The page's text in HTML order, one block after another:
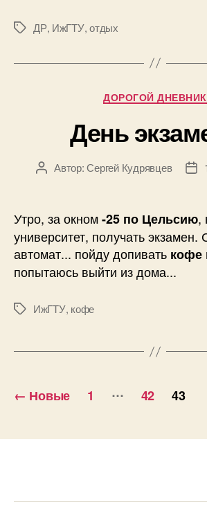
Метки
ДР, ИжГТУ,отдых
Рубрики
ДОРОГОЙ ДНЕВНИК
День
АвторАвтор:Сергей Кудрявцев
Утро, за окном-25 по Цельсию,
университет, получать экзамен.
автомат... пойду допивать кофе
попытаюсь выйти из дома...
МеткиИжГТУ, кофе
Пагинация
← Новые 1 … 42 43